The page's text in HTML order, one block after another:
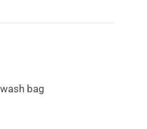
bag